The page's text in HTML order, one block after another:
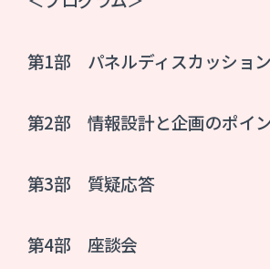
第1部 パネルディスカッション
第2部 情報設計と企画のポイ
第3部 質疑応答
第4部 座談会